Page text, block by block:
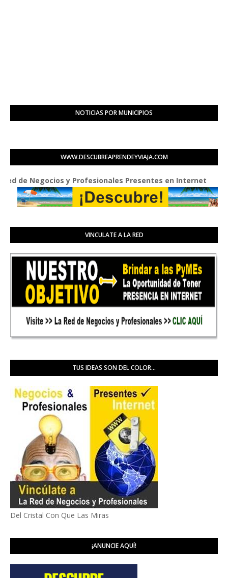
NOTICIAS POR MUNICIPIOS
WWW.DESCUBREAPRENDEYVIAJA.COM
y Profesionales Presentes en Internet
VINCULATE A LA RED
TUS IDEAS SON DEL COLOR...
Del Cristal Con Que Las Miras
¡ANUNCIE AQUÍ!